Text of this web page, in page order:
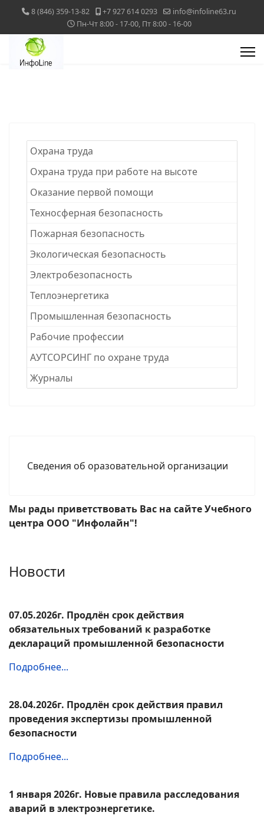
8 (846) 359-13-82 +7 927 614 0293
info@infoline63.ru
Пн-Чт 8:00 - 17-00, Пт 8:00 - 16-00
Охрана труда
Охрана труда при работе на высоте
Оказание первой помощи
Техносферная безопасность
Пожарная безопасность
Экологическая безопасность
Электробезопасность
Теплоэнергетика
Промышленная безопасность
Рабочие професcии
АУТСОРСИНГ по охране труда
Журналы
Сведения об оразовательной организации
Мы рады приветствовать Вас на сайте Учебного
центра ООО "Инфолайн"!
Новости
07.05.2026г. Продлён срок действия
обязательных требований к разработке
деклараций промышленной безопасности
Подробнее...
28.04.2026г. Продлён срок действия правил
проведения экспертизы промышленной
безопасности
Подробнее...
1 января 2026г. Новые правила расследования
аварий в электроэнергетике.